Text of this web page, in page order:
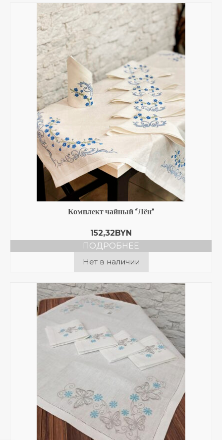
Комплект чайный “Лён”
152,32 BYN
ПОДРОБНЕЕ
Нет в наличии